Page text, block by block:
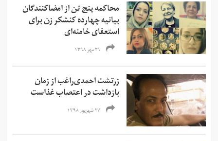
محاکمه پنج تن از امضاکنندگان
بیانیه چهارده کنشکر زن برای
استعفای خامنه‌ای
۲۹ مهر ۱۳۹۸
زرتشت احمدی‌راغب از زمان
بازداشت در اعتصاب غذاست
۲۷ شهریور ۱۳۹۸